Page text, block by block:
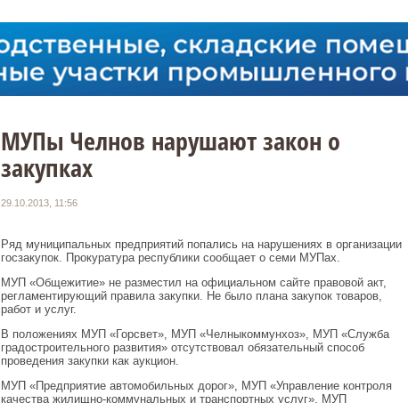
МУПы Челнов нарушают закон о
закупках
29.10.2013, 11:56
Ряд муниципальных предприятий попались на нарушениях в организации
госзакупок. Прокуратура республики сообщает о семи МУПах.
МУП «Общежитие» не разместил на официальном сайте правовой акт,
регламентирующий правила закупки. Не было плана закупок товаров,
работ и услуг.
В положениях МУП «Горсвет», МУП «Челныкоммунхоз», МУП «Служба
градостроительного развития» отсутствовал обязательный способ
проведения закупки как аукцион.
МУП «Предприятие автомобильных дорог», МУП «Управление контроля
качества жилищно-коммунальных и транспортных услуг», МУП